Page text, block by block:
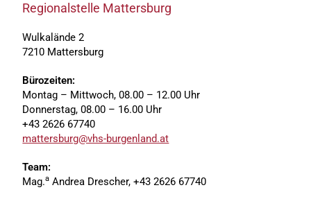
Regionalstelle Mattersburg
Wulkalände 2
7210 Mattersburg
Bürozeiten:
Montag – Mittwoch, 08.00 – 12.00 Uhr
Donnerstag, 08.00 – 16.00 Uhr
+43 2626 67740
mattersburg@vhs-burgenland.at
Team:
Mag.a Andrea Drescher, +43 2626 67740